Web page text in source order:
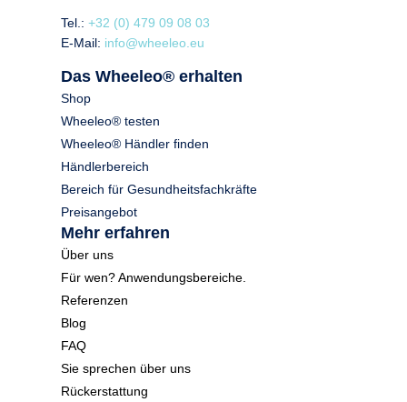
Tel.:+32 (0) 479 09 08 03
E-Mail: info@wheeleo.eu
Das Wheeleo® erhalten
Shop
Wheeleo® testen
Wheeleo® Händler finden
Händlerbereich
Bereich für Gesundheitsfachkräfte
Preisangebot
Mehr erfahren
Über uns
Für wen? Anwendungsbereiche.
Referenzen
Blog
FAQ
Sie sprechen über uns
Rückerstattung